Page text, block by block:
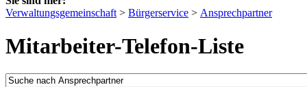
Verwaltungsgemeinschaft > Bürgerservice > Ansprechpartner
Mitarbeiter-Telefon-Liste